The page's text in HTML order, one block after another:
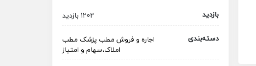
بازدید
1202 بازدید
دسته‌بندی
اجاره و فروش مطب پزشک مطب
املاک،سهام و امتیاز